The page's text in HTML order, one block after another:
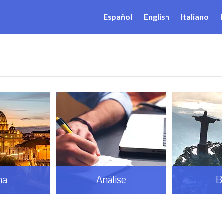
Español English Italiano
Análise